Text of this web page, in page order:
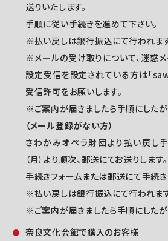
送りいたします。
手順に従い手続きを進めて下さい。
※払い戻しは銀行振込にて行われます
※メールの受け取りについて、迷惑
設定受信を設定されている方は「
受信許可をお願いします。
※ご案内が届きましたら手順にしたが
（メール登録がない方）
さわかみオペラ財団より払い戻し
（月）より順次、郵送にてお送りします。
手続きフォームまたは郵送にて手続き
※払い戻しは銀行振込にて行われます
※ご案内が届きましたら手順にしたが
奈良文化会館で購入のお客様